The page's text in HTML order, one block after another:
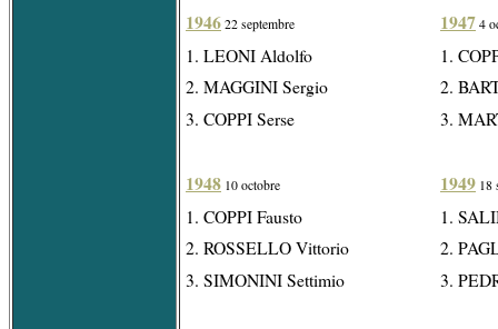
1946 22 septembre
1. LEONI Aldolfo
2. MAGGINI Sergio
3. COPPI Serse
1948 10 octobre
1. COPPI Fausto
2. ROSSELLO Vittorio
3. SIMONINI Settimio
1947 4
1.
2.
3.
1949 18
1.
2.
3.